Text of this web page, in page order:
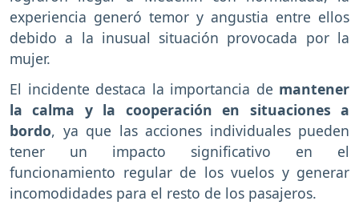
experiencia generó temor y angustia entre ellos
debido a la inusual situación provocada por la
mujer.
El incidente destaca la importancia de mantener
la calma y la cooperación en situaciones a
bordo, ya que las acciones individuales pueden
tener un impacto significativo en el
funcionamiento regular de los vuelos y generar
incomodidades para el resto de los pasajeros.